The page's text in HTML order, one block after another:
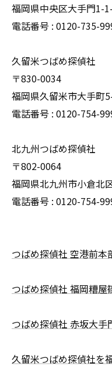
福岡県中央区大手門1-
電話番号 : 0120-735-
久留米つばめ探偵社
〒830-0034
福岡県久留米市大手町
電話番号 : 0120-754-
北九州つばめ探偵社
〒802-0064
福岡県北九州市小倉北
電話番号 : 0120-754-
つばめ探偵社 空港前本
つばめ探偵社 福岡糟
つばめ探偵社 赤坂大
久留米つばめ探偵社を